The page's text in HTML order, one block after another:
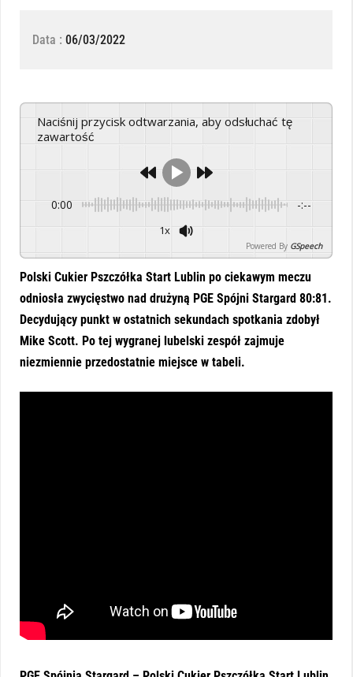
Data : 06/03/2022
Naciśnij przycisk odtwarzania, aby odsłuchać tę
zawartość
0:00 -:--
1x
Powered By GSpeech
Polski Cukier Pszczółka Start Lublin po ciekawym meczu
odniosła zwycięstwo nad drużyną PGE Spójni Stargard 80:81.
Decydujący punkt w ostatnich sekundach spotkania zdobył
Mike Scott. Po tej wygranej lubelski zespół zajmuje
niezmiennie przedostatnie miejsce w tabeli.